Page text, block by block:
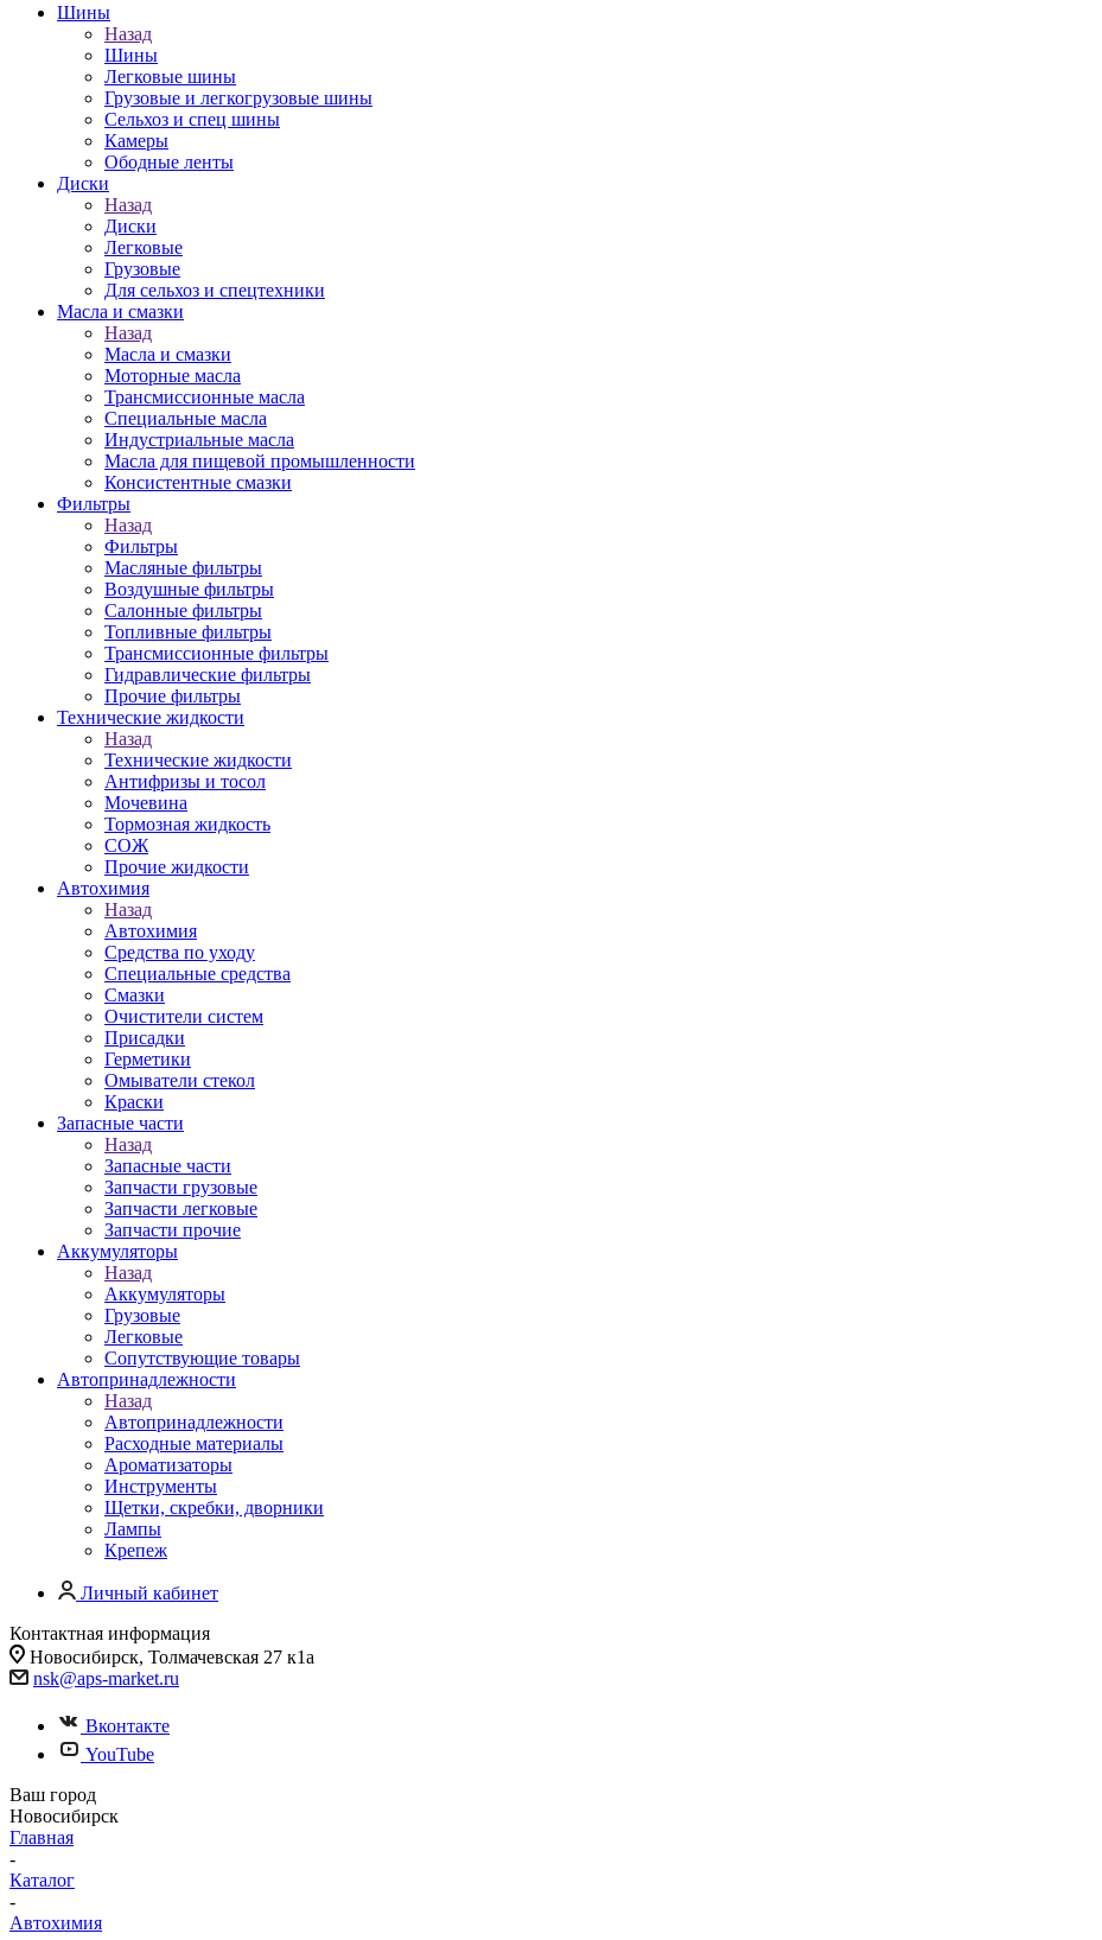
Шины
Назад
Шины
Легковые шины
Грузовые и легкогрузовые шины
Сельхоз и спец шины
Камеры
Ободные ленты
Диски
Назад
Диски
Легковые
Грузовые
Для сельхоз и спецтехники
Масла и смазки
Назад
Масла и смазки
Моторные масла
Трансмиссионные масла
Специальные масла
Индустриальные масла
Масла для пищевой промышленности
Консистентные смазки
Фильтры
Назад
Фильтры
Масляные фильтры
Воздушные фильтры
Салонные фильтры
Топливные фильтры
Трансмиссионные фильтры
Гидравлические фильтры
Прочие фильтры
Технические жидкости
Назад
Технические жидкости
Антифризы и тосол
Мочевина
Тормозная жидкость
СОЖ
Прочие жидкости
Автохимия
Назад
Автохимия
Средства по уходу
Специальные средства
Смазки
Очистители систем
Присадки
Герметики
Омыватели стекол
Краски
Запасные части
Назад
Запасные части
Запчасти грузовые
Запчасти легковые
Запчасти прочие
Аккумуляторы
Назад
Аккумуляторы
Грузовые
Легковые
Сопутствующие товары
Автопринадлежности
Назад
Автопринадлежности
Расходные материалы
Ароматизаторы
Инструменты
Щетки, скребки, дворники
Лампы
Крепеж
Личный кабинет
Контактная информация
Новосибирск, Толмачевская 27 к1а
nsk@aps-market.ru
Вконтакте
YouTube
Ваш город
Новосибирск
Главная
-
Каталог
-
Автохимия